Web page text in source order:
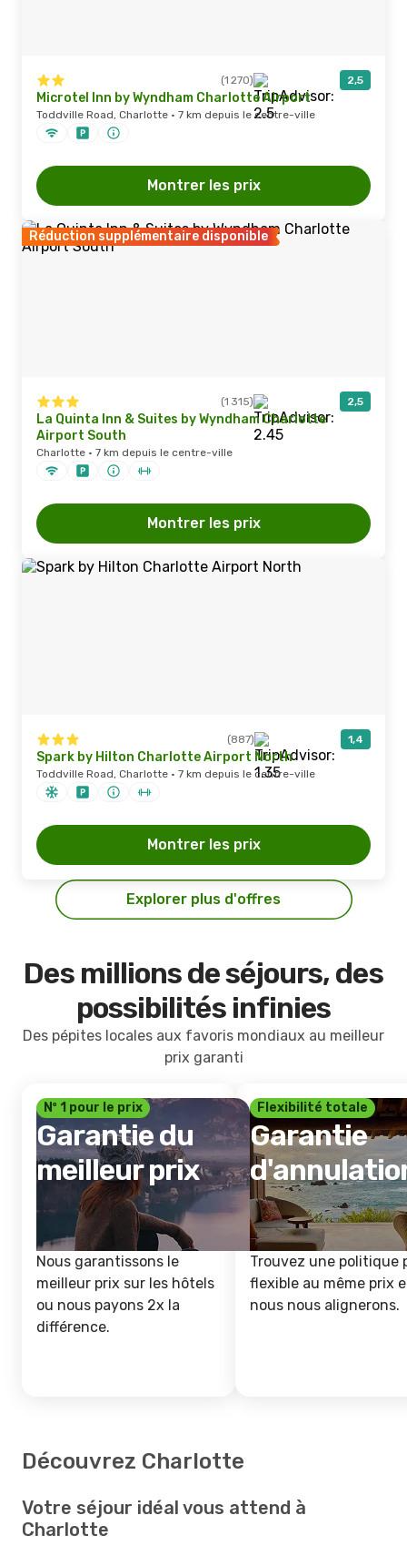
(1 270) 2,5
Microtel Inn by Wyndham Charlotte Airport
Toddville Road, Charlotte · 7 km depuis le centre-ville
Montrer les prix
Réduction supplémentaire disponible
(1 315) 2,5
La Quinta Inn & Suites by Wyndham Charlotte
Airport South
Charlotte · 7 km depuis le centre-ville
Montrer les prix
(887) 1,4
Spark by Hilton Charlotte Airport North
Toddville Road, Charlotte · 7 km depuis le centre-ville
Montrer les prix
Explorer plus d'offres
Des millions de séjours, des
possibilités infinies
Des pépites locales aux favoris mondiaux au meilleur
prix garanti
Nº 1 pour le prix
Garantie du
meilleur prix
Nous garantissons le
meilleur prix sur les hôtels
ou nous payons 2x la
différence.
Flexibilité totale
Garantie
Trouvez une politique
flexible au même prix
nous nous alignerons.
Découvrez Charlotte
Votre séjour idéal vous attend à
Charlotte